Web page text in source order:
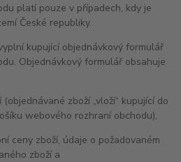
platí pouze v případech, kdy je
České republiky.
kupující objednávkový formulář
Objednávkový formulář obsahuje
zboží „vloží“ kupující do
webového rozhraní obchodu),
ceny zboží, údaje o požadovaném
zboží a